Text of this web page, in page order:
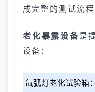
成完整的测试流程
老化暴露设备是
设备：
氙弧灯老化试验箱